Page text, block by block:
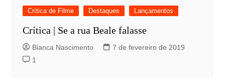
Crítica de Filme Destaques Lançamentos
Crítica | Se a rua Beale falasse
Bianca Nascimento
7 de fevereiro de 2019
1